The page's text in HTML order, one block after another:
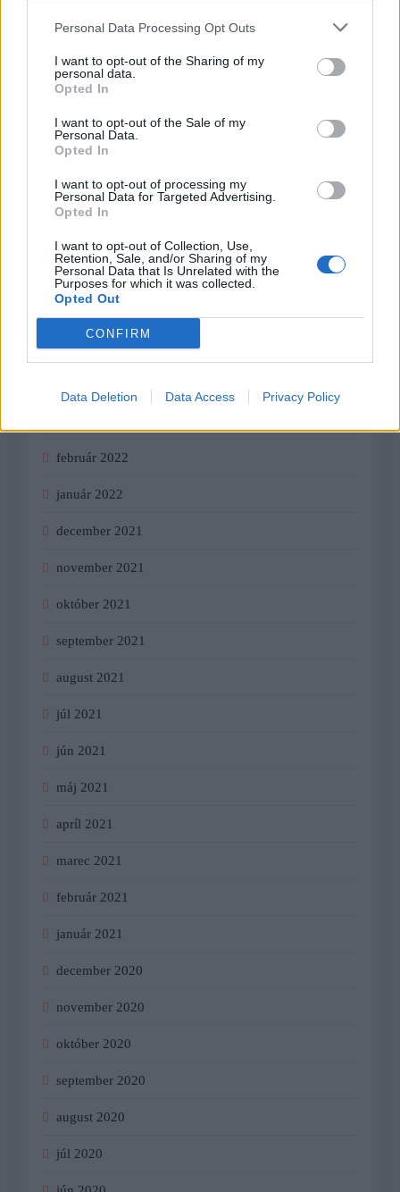
Personal Data Processing Opt Outs
I want to opt-out of the Sharing of my
personal data.
Opted In
I want to opt-out of the Sale of my
Personal Data.
Opted In
I want to opt-out of processing my
Personal Data for Targeted Advertising.
Opted In
I want to opt-out of Collection, Use,
Retention, Sale, and/or Sharing of my
Personal Data that Is Unrelated with the
Purposes for which it was collected.
Opted Out
CONFIRM
Data Deletion Data Access Privacy Policy
január 2023
december 2022
november 2022
september 2022
júl 2022
máj 2022
február 2022
január 2022
december 2021
november 2021
október 2021
september 2021
august 2021
júl 2021
jún 2021
máj 2021
apríl 2021
marec 2021
február 2021
január 2021
december 2020
november 2020
október 2020
september 2020
august 2020
júl 2020